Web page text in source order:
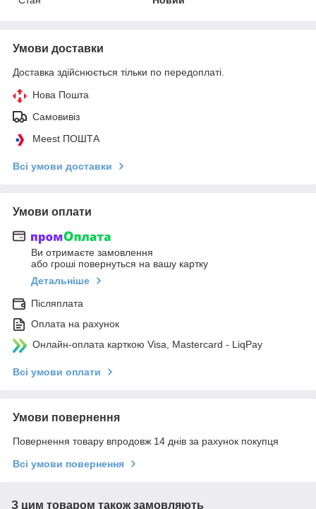
Умови доставки
Доставка здійснюється тільки по передоплаті.
Нова Пошта
Самовивіз
Meest ПОШТА
Всі умови доставки
Умови оплати
Ви отримаєте замовлення
або гроші повернуться на вашу картку
Детальніше
Післяплата
Оплата на рахунок
Онлайн-оплата карткою Visa, Mastercard - LiqPay
Всі умови оплати
Умови повернення
Повернення товару впродовж 14 днів за рахунок покупця
Всі умови повернення
З цим товаром також замовляють